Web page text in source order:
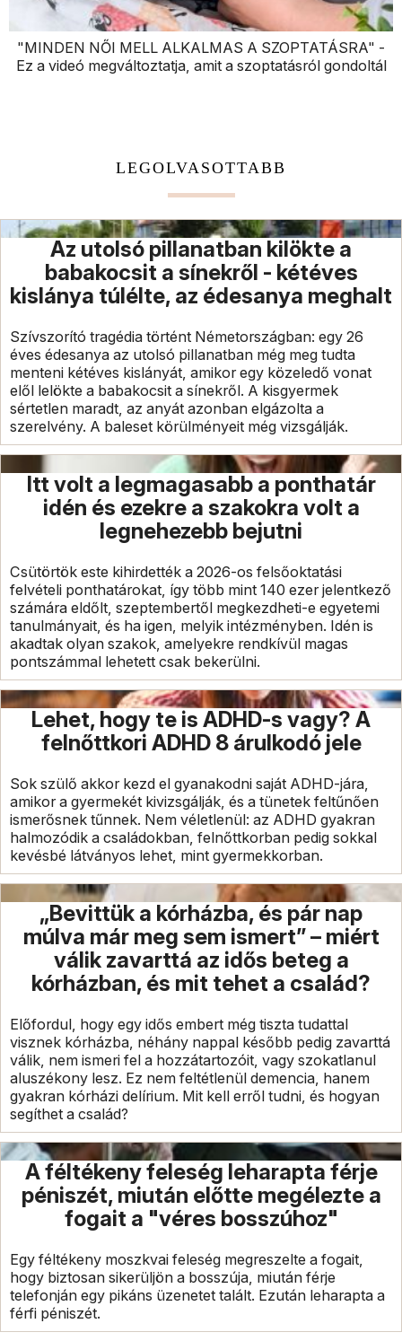
"MINDEN NŐI MELL ALKALMAS A SZOPTATÁSRA" -
Ez a videó megváltoztatja, amit a szoptatásról gondoltál
LEGOLVASOTTABB
Az utolsó pillanatban kilökte a
babakocsit a sínekről - kétéves
kislánya túlélte, az édesanya meghalt
Szívszorító tragédia történt Németországban: egy 26
éves édesanya az utolsó pillanatban még meg tudta
menteni kétéves kislányát, amikor egy közeledő vonat
elől lelökte a babakocsit a sínekről. A kisgyermek
sértetlen maradt, az anyát azonban elgázolta a
szerelvény. A baleset körülményeit még vizsgálják.
Itt volt a legmagasabb a ponthatár
idén és ezekre a szakokra volt a
legnehezebb bejutni
Csütörtök este kihirdették a 2026-os felsőoktatási
felvételi ponthatárokat, így több mint 140 ezer jelentkező
számára eldőlt, szeptembertől megkezdheti-e egyetemi
tanulmányait, és ha igen, melyik intézményben. Idén is
akadtak olyan szakok, amelyekre rendkívül magas
pontszámmal lehetett csak bekerülni.
Lehet, hogy te is ADHD-s vagy? A
felnőttkori ADHD 8 árulkodó jele
Sok szülő akkor kezd el gyanakodni saját ADHD-jára,
amikor a gyermekét kivizsgálják, és a tünetek feltűnően
ismerősnek tűnnek. Nem véletlenül: az ADHD gyakran
halmozódik a családokban, felnőttkorban pedig sokkal
kevésbé látványos lehet, mint gyermekkorban.
„Bevittük a kórházba, és pár nap
múlva már meg sem ismert” – miért
válik zavarttá az idős beteg a
kórházban, és mit tehet a család?
Előfordul, hogy egy idős embert még tiszta tudattal
visznek kórházba, néhány nappal később pedig zavarttá
válik, nem ismeri fel a hozzátartozóit, vagy szokatlanul
aluszékony lesz. Ez nem feltétlenül demencia, hanem
gyakran kórházi delírium. Mit kell erről tudni, és hogyan
segíthet a család?
A féltékeny feleség leharapta férje
péniszét, miután előtte megélezte a
fogait a "véres bosszúhoz"
Egy féltékeny moszkvai feleség megreszelte a fogait,
hogy biztosan sikerüljön a bosszúja, miután férje
telefonján egy pikáns üzenetet talált. Ezután leharapta a
férfi péniszét.